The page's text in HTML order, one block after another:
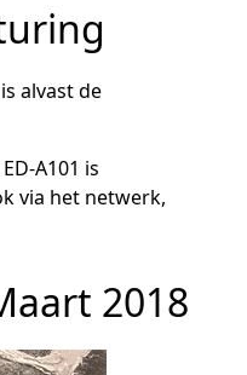
alvast de
A101 is
via het netwerk,
2018